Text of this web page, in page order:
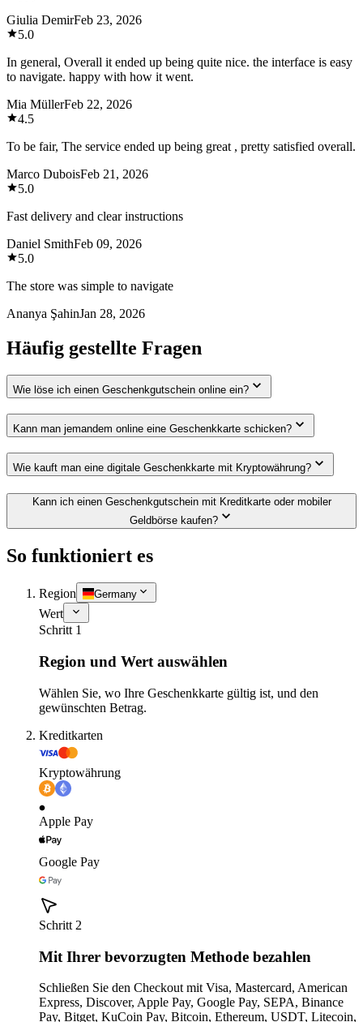
Giulia DemirFeb 23, 2026
5.0
In general, Overall it ended up being quite nice. the interface is easy
to navigate. happy with how it went.
Mia MüllerFeb 22, 2026
4.5
To be fair, The service ended up being great , pretty satisfied overall.
Marco DuboisFeb 21, 2026
5.0
Fast delivery and clear instructions
Daniel SmithFeb 09, 2026
5.0
The store was simple to navigate
Ananya ŞahinJan 28, 2026
Häufig gestellte Fragen
Wie löse ich einen Geschenkgutschein online ein?
Kann man jemandem online eine Geschenkkarte schicken?
Wie kauft man eine digitale Geschenkkarte mit Kryptowährung?
Kann ich einen Geschenkgutschein mit Kreditkarte oder mobiler
Geldbörse kaufen?
So funktioniert es
Region Germany
Wert
Schritt 1
Region und Wert auswählen
Wählen Sie, wo Ihre Geschenkkarte gültig ist, und den
gewünschten Betrag.
Kreditkarten
Kryptowährung
Apple Pay
Google Pay
Schritt 2
Mit Ihrer bevorzugten Methode bezahlen
Schließen Sie den Checkout mit Visa, Mastercard, American
Express, Discover, Apple Pay, Google Pay, SEPA, Binance
Pay, Bitget, KuCoin Pay, Bitcoin, Ethereum, USDT, Litecoin,